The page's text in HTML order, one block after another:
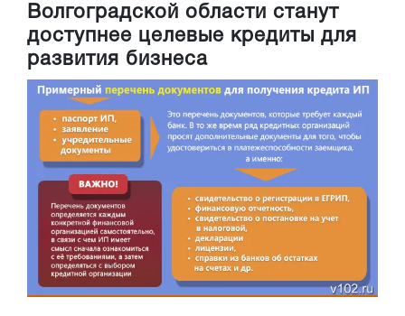
Волгоградской области станут
доступнее целевые кредиты для
развития бизнеса